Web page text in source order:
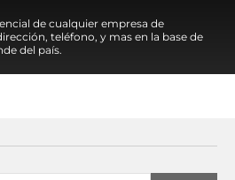
de cualquier empresa de
teléfono, y mas en la base de
del país.